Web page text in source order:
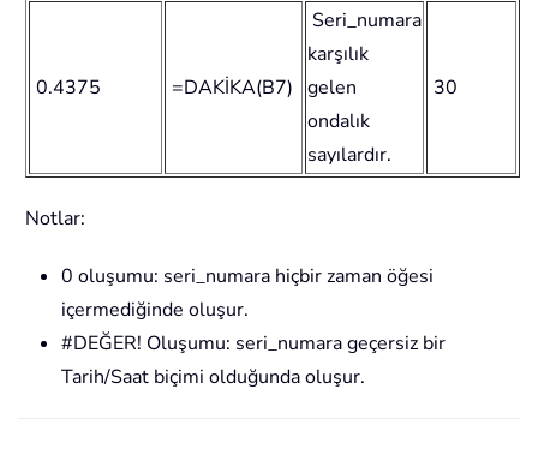
0.4375 =DAKİKA(B7)
Seri_numara
karşılık
gelen
ondalık
sayılardır.
30
Notlar:
0 oluşumu: seri_numara hiçbir zaman öğesi
içermediğinde oluşur.
#DEĞER! Oluşumu: seri_numara geçersiz bir
Tarih/Saat biçimi olduğunda oluşur.